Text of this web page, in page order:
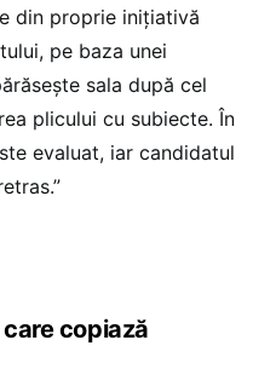
din proprie iniţiativă
pe baza unei
sala după cel
plicului cu subiecte. În
evaluat, iar candidatul
copiază